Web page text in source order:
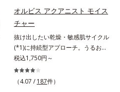
オルビス アクアニスト モイス
チャー
抜け出したい乾燥・敏感肌サイクル
(*1)に持続型アプローチ。うるおい
を追求した敏感肌用保湿スキンケア
(*2)。うるおいを逃し、刺激を受け
やすい角層の“乾燥敏感スランプ
税込1,750円～
（4.07 / 187件）